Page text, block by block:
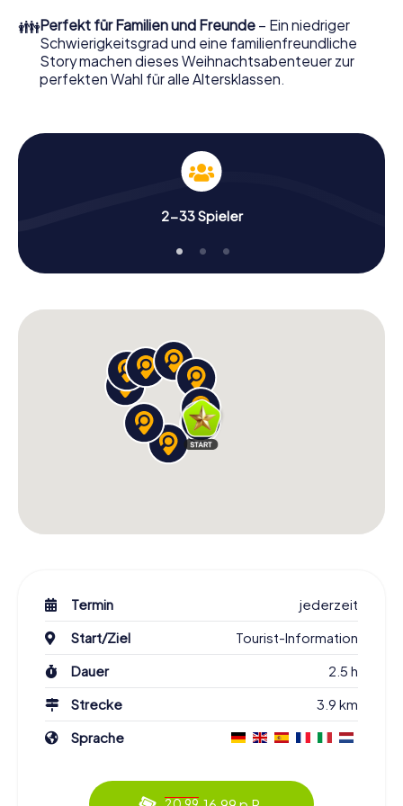
stimmungsvolle Weihnachtsthematik. Gönnen Sie Ihren
Kollegen also einen unvergesslichen Ausklang des Jahres
und planen Sie unser X-Mas Adventure als Programmpunkt
Ihrer Weihnachtsfeier in Vila-real ein!
👪Perfekt für Familien und Freunde – Ein niedriger
Schwierigkeitsgrad und eine familienfreundliche
Story machen dieses Weihnachtsabenteuer zur
perfekten Wahl für alle Altersklassen.
2-33 Spieler
Termin
jederzeit
Start/Ziel
Tourist-Information
Dauer
2.5 h
Strecke
3.9 km
Sprache